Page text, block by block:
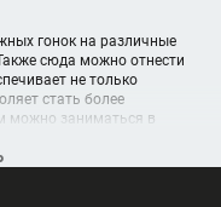
гонок на различные
сюда можно отнести
не только
стать более
можно заниматься в